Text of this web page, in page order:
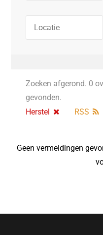
Zoeken afgerond. 0
gevonden.
Herstel
RSS
Geen vermeldingen